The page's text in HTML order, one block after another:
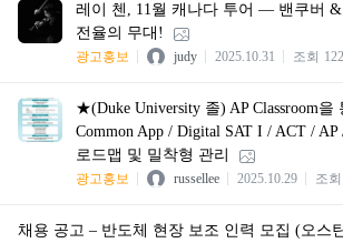
레이 첸, 11월 캐나다 투어 — 밴쿠버
전율의 무대!
광고홍보 judy 2025.10.31 조회
★(Duke University 졸) AP Classroom을
Common App / Digital SAT I / ACT /
로드맵 및 밀착형 관리
광고홍보 russellee 2025.10.29 조회
채용 공고 – 반도체 현장 보조 인력 모집 (오스